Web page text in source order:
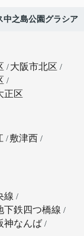
中之島公園グラシア
大阪市北区
正区
敷津西
線
下鉄四つ橋線
神なんば